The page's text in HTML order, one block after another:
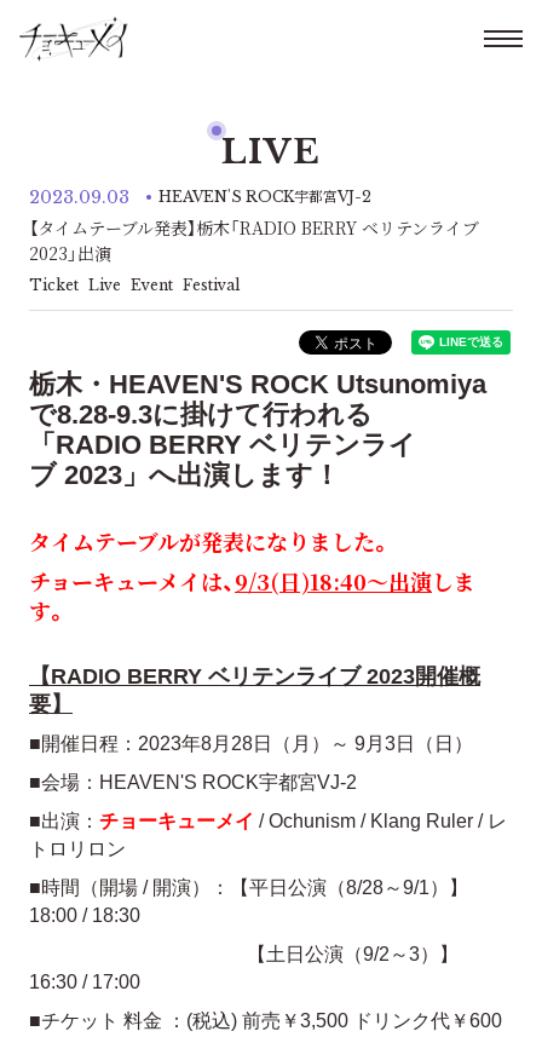
LIVE
2023.09.03 HEAVEN'S ROCK宇都宮VJ-2
【タイムテーブル発表】栃木「RADIO BERRY ベリテンライブ
2023」出演
Ticket Live Event Festival
栃木・HEAVEN'S ROCK Utsunomiya
で8.28-9.3に掛けて行われる
「RADIO BERRY ベリテンライ
ブ 2023」へ出演します！
タイムテーブルが発表になりました。
チョーキューメイは、9/3(日)18:40～出演しま
す。
【RADIO BERRY ベリテンライブ 2023開催概
要】
■開催日程：2023年8月28日（月）～ 9月3日（日）
■会場：HEAVEN'S ROCK宇都宮VJ-2
■出演： チョーキューメイ / Ochunism / Klang Ruler / レ
トロリロン
■時間（開場 / 開演）：【平日公演（8/28～9/1）】
18:00 / 18:30
【土日公演（9/2～3）】
16:30 / 17:00
■チケット 料金 ：(税込) 前売￥3,500 ドリンク代￥600